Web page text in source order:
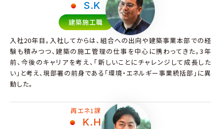
S.K
建築施工職
入社20年目。入社してからは、組合への出向や建築事業本部での経
験も積みつつ、建築の施工管理の仕事を中心に携わってきた。3年
前、今後のキャリアを考え、「新しいことにチャレンジして成長した
い」と考え、現部署の前身である「環境・エネルギー事業統括部」に異
動した。
再エネ1課
K.H